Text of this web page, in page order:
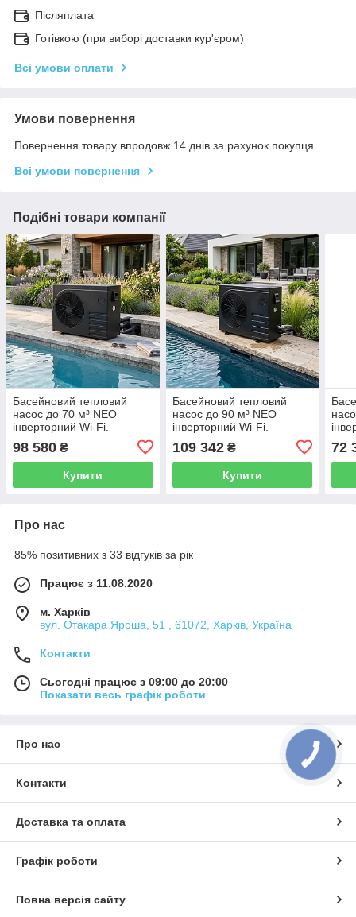
Післяплата
Готівкою (при виборі доставки кур'єром)
Всі умови оплати
Умови повернення
Повернення товару впродовж 14 днів за рахунок покупця
Всі умови повернення
Подібні товари компанії
Басейновий тепловий
насос до 70 м³ NEO
інверторний Wi-Fi.
Підходить для обігріву та
охолодження.
98 580 ₴
Купити
Басейновий тепловий
насос до 90 м³ NEO
інверторний Wi-Fi.
Підходить для обігріву та
охолодження.
109 342₴
Купити
72
Про нас
85% позитивних з 33 відгуків за рік
Працює з 11.08.2020
м. Харків
вул. Отакара Яроша, 51 , 61072, Харків, Україна
Контакти
Сьогодні працює з 09:00 до 20:00
Показати весь графік роботи
Про нас
Контакти
Доставка та оплата
Графік роботи
Повна версія сайту